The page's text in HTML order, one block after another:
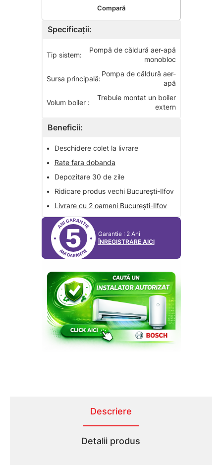
Specificații:
Tip sistem:
Pompă de căldură aer-apă
monobloc
Sursa principală:
Pompa de căldură aer-
apă
Volum boiler :
Trebuie montat un boiler
extern
Beneficii:
•
Deschidere colet la livrare
•
Rate fara dobanda
•
Depozitare 30 de zile
•
Ridicare produs vechi București-Ilfov
•
Livrare cu 2 oameni București-Ilfov
5
Garantie : 2 Ani
ÎNREGISTRARE AICI
Compară
Descriere
Detalii produs